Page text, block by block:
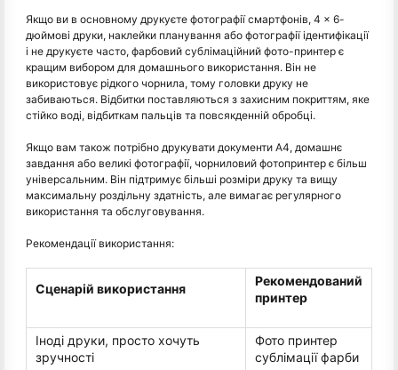
Якщо ви в основному друкуєте фотографії смартфонів, 4 × 6-
дюймові друки, наклейки планування або фотографії ідентифікації
і не друкуєте часто, фарбовий сублімаційний фото-принтер є
кращим вибором для домашнього використання. Він не
використовує рідкого чорнила, тому головки друку не
забиваються. Відбитки поставляються з захисним покриттям, яке
стійко воді, відбиткам пальців та повсякденній обробці.
Якщо вам також потрібно друкувати документи A4, домашнє
завдання або великі фотографії, чорниловий фотопринтер є більш
універсальним. Він підтримує більші розміри друку та вищу
максимальну роздільну здатність, але вимагає регулярного
використання та обслуговування.
Рекомендації використання:
Сценарій використання
Рекомендований
принтер
Іноді друки, просто хочуть
зручності
Фото принтер
сублімації фарби